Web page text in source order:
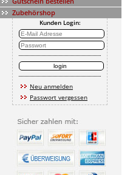
Zubehörshop
Kunden Login:
Neu anmelden
Passwort vergessen